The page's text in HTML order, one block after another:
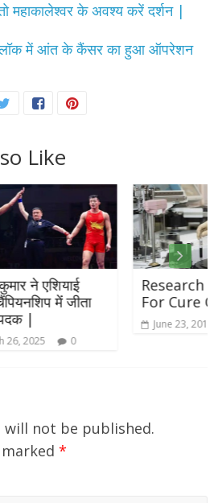
महाकालेश्वर के अवश्य करें दर्शन |
में आंत के कैंसर का हुआ ऑपरेशन
Like
0
Research Complete
For Cure Of Cancer
June 23, 2015 0
will not be published.
marked*